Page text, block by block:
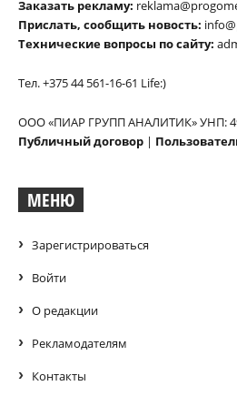
Заказать рекламу:
Прислать, сообщить новость:
Технические вопросы по сайту:
Тел. +375 44 561-16-61 Life:)
ООО «ПИАР ГРУПП АНАЛИТИК» УНП:
Публичный договор |
МЕНЮ
Зарегистрироваться
Войти
О редакции
Рекламодателям
Контакты